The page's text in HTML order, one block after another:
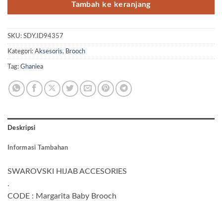
Tambah ke keranjang
SKU: SDY.ID94357
Kategori: Aksesoris, Brooch
Tag: Ghaniea
Deskripsi
Informasi Tambahan
SWAROVSKI HIJAB ACCESORIES
.
CODE : Margarita Baby Brooch